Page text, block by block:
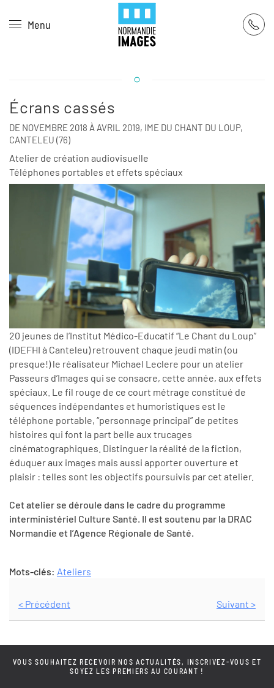
Skip to main content
Menu
Écrans cassés
DE NOVEMBRE 2018 À AVRIL 2019, IME DU CHANT DU LOUP,
CANTELEU (76)
Atelier de création audiovisuelle
Téléphones portables et effets spéciaux
20 jeunes de l’Institut Médico-Educatif “Le Chant du Loup”
(IDEFHI à Canteleu) retrouvent chaque jeudi matin (ou
presque!) le réalisateur Michael Leclere pour un atelier
Passeurs d’Images qui se consacre, cette année, aux effets
spéciaux. Le fil rouge de ce court métrage constitué de
séquences indépendantes et humoristiques est le
téléphone portable, “personnage principal” de petites
histoires qui font la part belle aux trucages
cinématographiques. Distinguer la réalité de la fiction,
éduquer aux images mais aussi apporter ouverture et
plaisir : telles sont les objectifs poursuivis par cet atelier.
Cet atelier se déroule dans le cadre du programme
interministériel Culture Santé. Il est soutenu par la DRAC
Normandie et l’Agence Régionale de Santé.
Mots-clés: Ateliers
< Précédent Suivant >
VOUS SOUHAITEZ RECEVOIR NOS ACTUALITÉS, INSCRIVEZ-VOUS ET
SOYEZ LES PREMIERS AU COURANT !
Panneau de gestion des cookies